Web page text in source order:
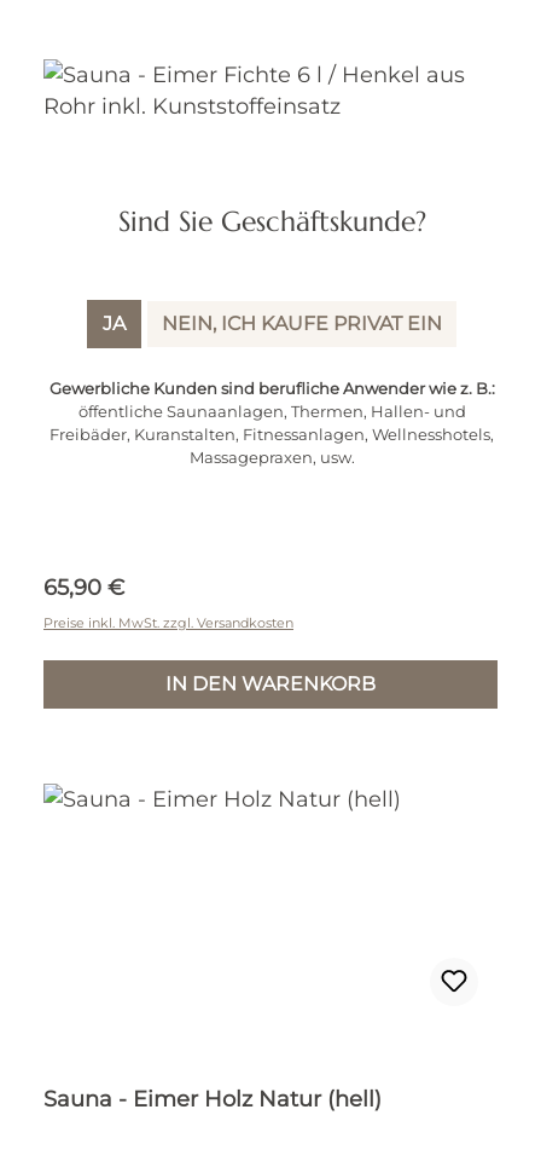
Sind Sie Geschäftskunde?
JA NEIN, ICH KAUFE PRIVAT EIN
Gewerbliche Kunden sind berufliche Anwender wie z. B.:
öffentliche Saunaanlagen, Thermen, Hallen- und
Freibäder, Kuranstalten, Fitnessanlagen, Wellnesshotels,
Massagepraxen, usw.
Sauna - Eimer Fichte 6 l / Henkel aus
Rohr inkl. Kunststoffeinsatz
Regulärer Preis:
65,90 €
Preise inkl. MwSt. zzgl. Versandkosten
IN DEN WARENKORB
Sauna - Eimer Holz Natur (hell)